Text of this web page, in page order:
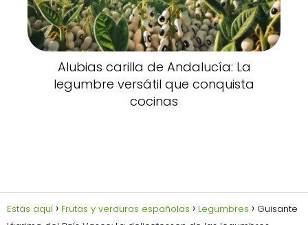
Alubias carilla de Andalucía: La
legumbre versátil que conquista
cocinas
Estás aquí Frutas y verduras españolas Legumbres
Guisante